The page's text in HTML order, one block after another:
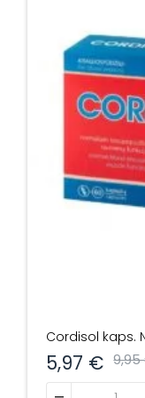
Cordisol kaps.
9,95
5,97 €
produkto